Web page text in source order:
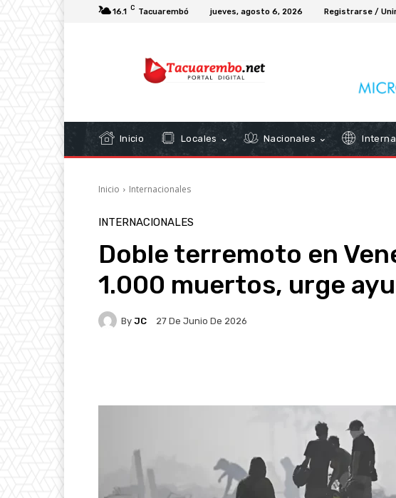
16.1 C Tacuarembó jueves, agosto 6, 2026 Registrarse /
Inicio Locales Nacionales
Inicio Internacionales
INTERNACIONALES
Doble terremoto en
1.000 muertos, urge
By JC 27 De Junio De 2026